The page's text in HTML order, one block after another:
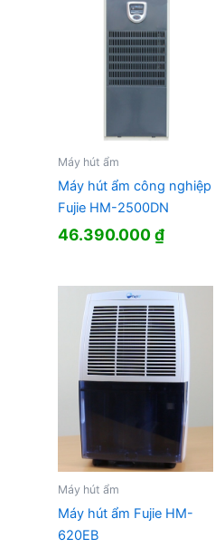
Máy hút ẩm
Máy hút ẩm công nghiệp
Fujie HM-2500DN
46.390.000₫
Máy hút ẩm
Máy hút ẩm Fujie HM-
620EB